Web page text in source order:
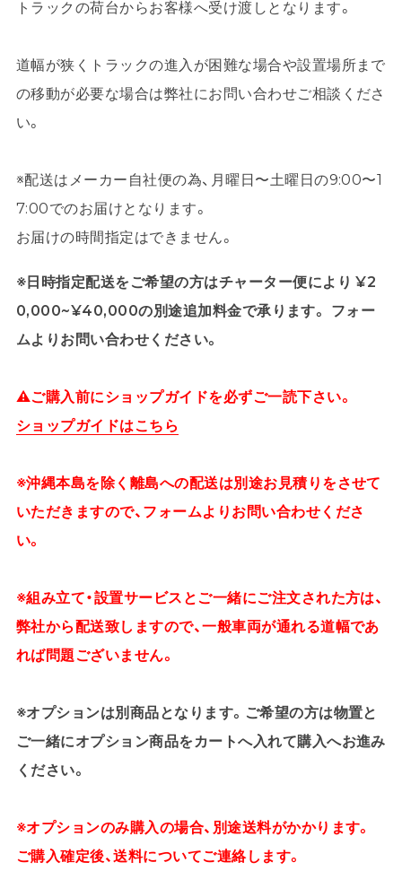
トラックの荷台からお客様へ受け渡しとなります。
道幅が狭くトラックの進入が困難な場合や設置場所まで
の移動が必要な場合は弊社にお問い合わせご相談くださ
い。
※配送はメーカー自社便の為、月曜日〜土曜日の9:00〜1
7:00でのお届けとなります。
お届けの時間指定はできません。
※日時指定配送をご希望の方はチャーター便により ¥2
0,000~¥40,000の別途追加料金で承ります。 フォー
ムよりお問い合わせください。
⚠ご購入前にショップガイドを必ずご一読下さい。
ショップガイドはこちら
※沖縄本島を除く離島への配送は別途お見積りをさせて
いただきますので、フォームよりお問い合わせくださ
い。
※組み立て・設置サービスとご一緒にご注文された方は、
弊社から配送致しますので、一般車両が通れる道幅であ
れば問題ございません。
※オプションは別商品となります。ご希望の方は物置と
ご一緒にオプション商品をカートへ入れて購入へお進み
ください。
※オプションのみ購入の場合、別途送料がかかります。
ご購入確定後、送料についてご連絡します。